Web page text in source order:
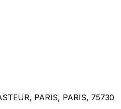
PARIS, PARIS, 75730